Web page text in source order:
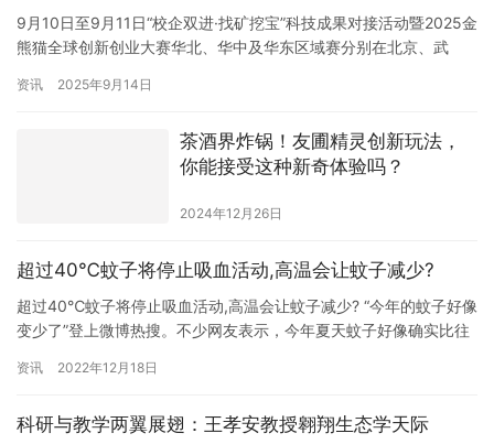
9月10日至9月11日“校企双进·找矿挖宝”科技成果对接活动暨2025金
熊猫全球创新创业大赛华北、华中及华东区域赛分别在北京、武
信息、生物医药、数字经济、新能源新材料及先进装备制造等前沿
的顶尖人才团队和优质项目。华北、华中和华东3场区域赛…
资讯 2025年9月14日
茶酒界炸锅！友圃精灵创新玩法，
你能接受这种新奇体验吗？
2024年12月26日
超过40℃蚊子将停止吸血活动,高温会让蚊子减少?
超过40℃蚊子将停止吸血活动,高温会让蚊子减少? “今年的蚊子好像
变少了”登上微博热搜。不少网友表示，今年夏天蚊子好像确实比往
会导致蚊子幼虫密度降低、成蚊吸血频率下降或停止，即蚊子活性
一般在15℃-40℃之间，低于或高于此温度不再吸血；最佳吸…
资讯 2022年12月18日
科研与教学两翼展翅：王孝安教授翱翔生态学天际